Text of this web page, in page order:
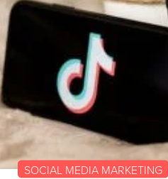
SOCIAL MEDIA MARKETING